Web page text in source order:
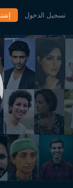
تسجيل الدخول